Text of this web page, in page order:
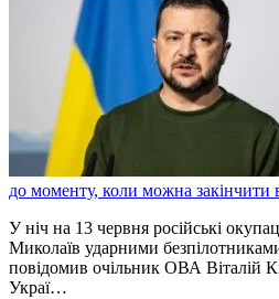
до моменту, коли можна закінчити
У ніч на 13 червня російські
Миколаїв ударними
повідомив очільник ОВА Віталій
Украї…